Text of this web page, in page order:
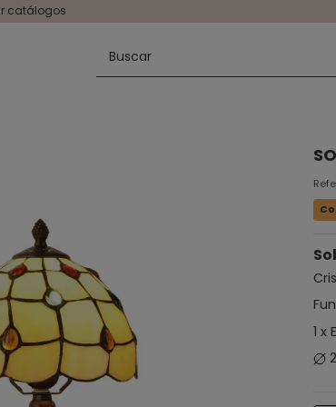
catálogos
1 x